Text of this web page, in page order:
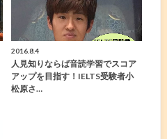
2016.8.4
人見知りならば音読学習でスコア
アップを目指す！IELTS受験者小
松原さ…